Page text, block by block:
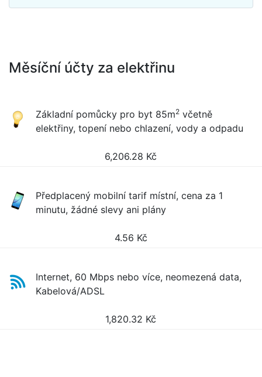
Měsíční účty za elektřinu
Základní pomůcky pro byt 85m2 včetně
elektřiny, topení nebo chlazení, vody a odpadu
6,206.28 Kč
Předplacený mobilní tarif místní, cena za 1
minutu, žádné slevy ani plány
4.56 Kč
Internet, 60 Mbps nebo více, neomezená data,
Kabelová/ADSL
1,820.32 Kč